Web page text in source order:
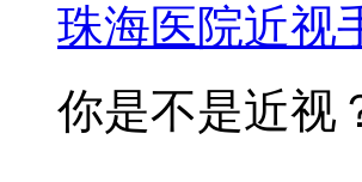
珠海医院近视
你是不是近视